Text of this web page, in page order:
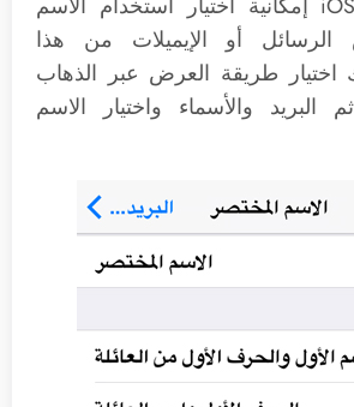
أو الإيميلات من هذا
طريقة العرض عبر الذهاب
البريد والأسماء واختيار الاسم